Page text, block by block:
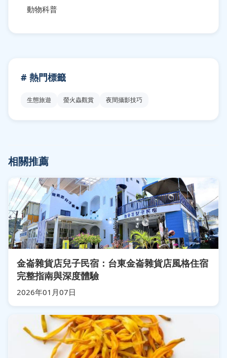
動物科普
# 熱門標籤
生態旅遊 螢火蟲觀賞 夜間攝影技巧
相關推薦
金崙雜貨店兒子民宿：台東金崙雜貨店風格住宿
完整指南與深度體驗
2026年01月07日